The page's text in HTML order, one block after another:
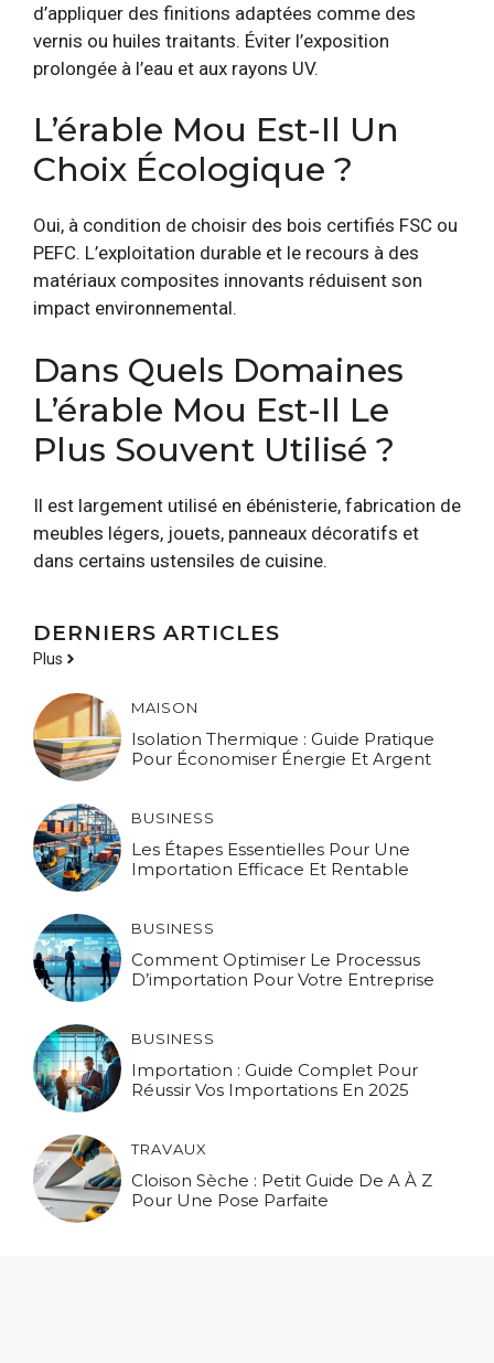
d’appliquer des finitions adaptées comme des
vernis ou huiles traitants. Éviter l’exposition
prolongée à l’eau et aux rayons UV.
L’érable Mou Est-Il Un
Choix Écologique ?
Oui, à condition de choisir des bois certifiés FSC ou
PEFC. L’exploitation durable et le recours à des
matériaux composites innovants réduisent son
impact environnemental.
Dans Quels Domaines
L’érable Mou Est-Il Le
Plus Souvent Utilisé ?
Il est largement utilisé en ébénisterie, fabrication de
meubles légers, jouets, panneaux décoratifs et
dans certains ustensiles de cuisine.
DERNIERS ARTICLES
Plus
MAISON
Isolation Thermique : Guide Pratique
Pour Économiser Énergie Et Argent
BUSINESS
Les Étapes Essentielles Pour Une
Importation Efficace Et Rentable
BUSINESS
Comment Optimiser Le Processus
D’importation Pour Votre Entreprise
BUSINESS
Importation : Guide Complet Pour
Réussir Vos Importations En 2025
TRAVAUX
Cloison Sèche : Petit Guide De A À Z
Pour Une Pose Parfaite